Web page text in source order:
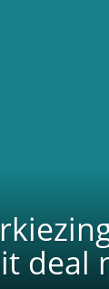
deal